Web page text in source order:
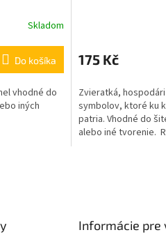
Skladom
Do košíka
vhodné do
iných
175 Kč
Zvieratká,
symbolov, ktoré ku
patria. Vhodné do
alebo iné tvorenie.
Informácie pre